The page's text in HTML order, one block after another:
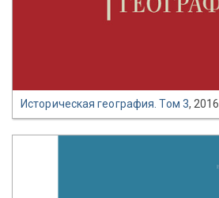
Историческая география. Том 3, 2016